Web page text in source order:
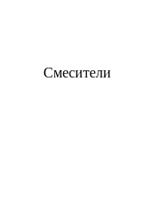
Смесители